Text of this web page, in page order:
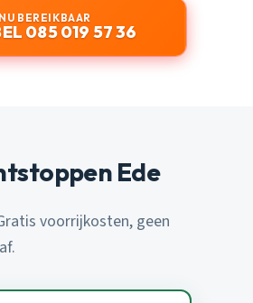
BEREIKBAAR
085 019 57 36
Ede
voorrijkosten, geen